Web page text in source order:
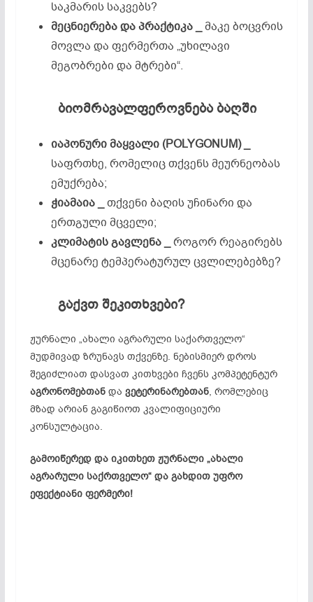
საკმარის საკვებს?
მეცნიერებადაპრაქტიკა_
მაკე ბოცვრის
მოვლა და ფერმერთა „უხილავი
მეგობრები და მტრები“.
ბიომრავალფეროვნება ბაღში
იაპონურიმაყვალი(POLYGONUM)_
საფრთხე, რომელიც თქვენს მეურნეობას
ემუქრება;
ჭიამაია _
თქვენი ბაღის უჩინარი და
ერთგული მცველი;
კლიმატისგავლენა _
როგორ რეაგირებს
მცენარე ტემპერატურულ ცვლილებებზე?
გაქვთ შეკითხვები?
ჟურნალი „ახალი აგრარული საქართველო“
მუდმივად ზრუნავს თქვენზე. ნებისმიერ დროს
შეგიძლიათ დასვათ კითხვები ჩვენს კომპეტენტურ
აგრონომებთანდა ვეტერინარებთან, რომლებიც
მზად არიან გაგიწიოთ კვალიფიციური
კონსულტაცია.
გამოიწერედ და იკითხეთ ჟურნალი „ახალი
აგრარული საქრთველო“ და გახდით უფრო
ეფექტიანი ფერმერი!